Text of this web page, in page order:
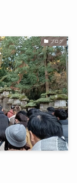
ブログ